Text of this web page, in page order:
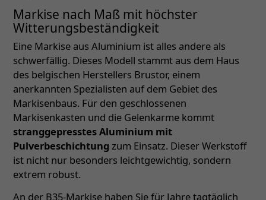
Markise nach Maß mit höchster
Witterungsbeständigkeit
Eine Markise aus Aluminium ist alles andere als
schwerfällig. Dieses Modell stammt aus dem Haus
des belgischen Herstellers Brustor, einem
anerkannten Spezialisten auf dem Gebiet des
Markisenbaus. Für den geschlossenen
Markisenkasten und die Gelenkarme kommt
stranggepresstes Aluminium mit
Pulverbeschichtung zum Einsatz. Dieser Werkstoff
ist nicht nur besonders leichtgewichtig, sondern
extrem robust.
An der B35-Markise haben Sie für Jahre tagtäglich